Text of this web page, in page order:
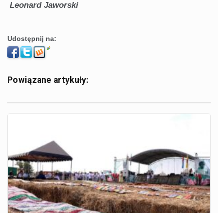
Leonard Jaworski
Udostępnij na:
Powiązane artykuły: